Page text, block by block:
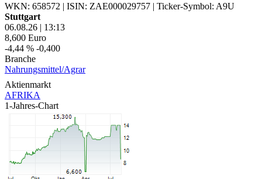
WKN: 658572 | ISIN: ZAE000029757 | Ticker-Symbol: A9U
Stuttgart
06.08.26 | 13:13
8,600 Euro
-4,44 % -0,400
Branche
Nahrungsmittel/Agrar
Aktienmarkt
AFRIKA
1-Jahres-Chart